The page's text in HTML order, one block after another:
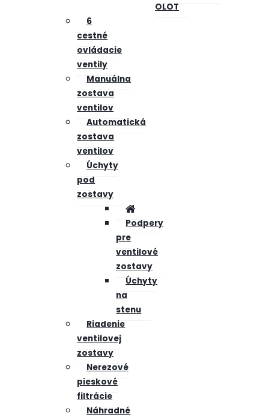
OLOT
6
cestné
ovládacie
ventily
Manuálna
zostava
ventilov
Automatická
zostava
ventilov
Úchyty
pod
zostavy
Podpery
pre
ventilové
zostavy
Úchyty
na
stenu
Riadenie
ventilovej
zostavy
Nerezové
pieskové
filtrácie
Náhradné